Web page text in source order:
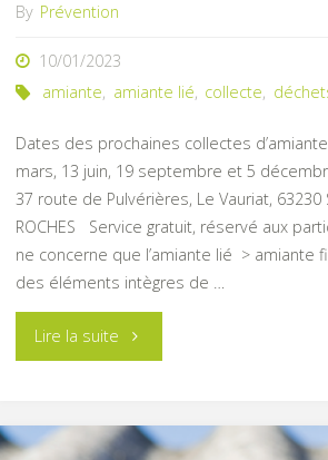
By Prévention
10/01/2023
amiante, amiante lié, collecte,
Dates des prochaines collectes
mars, 13 juin, 19 septembre et 5
37 route de Pulvérières, Le Vauriat, 63230
ROCHES Service gratuit, réservé aux
ne concerne que l’amiante lié > amiante
des éléments intègres de …
Lire la suite"Collecte
lié"